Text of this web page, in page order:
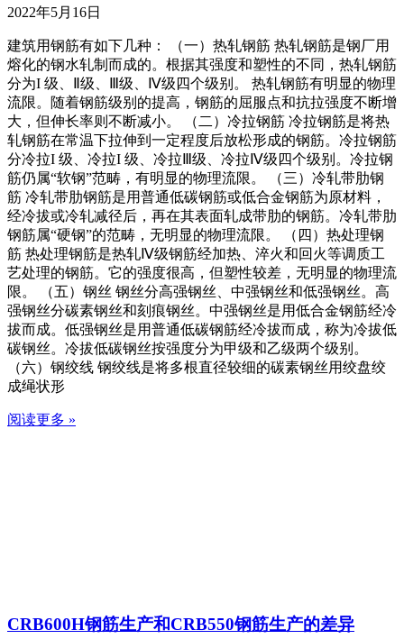
2022年5月16日
建筑用钢筋有如下几种： （一）热轧钢筋 热轧钢筋是钢厂用
熔化的钢水轧制而成的。根据其强度和塑性的不同，热轧钢筋
分为I 级、Ⅱ级、Ⅲ级、Ⅳ级四个级别。 热轧钢筋有明显的物理
流限。随着钢筋级别的提高，钢筋的屈服点和抗拉强度不断增
大，但伸长率则不断减小。 （二）冷拉钢筋 冷拉钢筋是将热
轧钢筋在常温下拉伸到一定程度后放松形成的钢筋。冷拉钢筋
分冷拉I 级、冷拉I 级、冷拉Ⅲ级、冷拉Ⅳ级四个级别。冷拉钢
筋仍属“软钢”范畴，有明显的物理流限。 （三）冷轧带肋钢
筋 冷轧带肋钢筋是用普通低碳钢筋或低合金钢筋为原材料，
经冷拔或冷轧减径后，再在其表面轧成带肋的钢筋。冷轧带肋
钢筋属“硬钢”的范畴，无明显的物理流限。 （四）热处理钢
筋 热处理钢筋是热轧Ⅳ级钢筋经加热、淬火和回火等调质工
艺处理的钢筋。它的强度很高，但塑性较差，无明显的物理流
限。 （五）钢丝 钢丝分高强钢丝、中强钢丝和低强钢丝。高
强钢丝分碳素钢丝和刻痕钢丝。中强钢丝是用低合金钢筋经冷
拔而成。低强钢丝是用普通低碳钢筋经冷拔而成，称为冷拔低
碳钢丝。冷拔低碳钢丝按强度分为甲级和乙级两个级别。
（六）钢绞线 钢绞线是将多根直径较细的碳素钢丝用绞盘绞
成绳状形
阅读更多 »
CRB600H钢筋生产和CRB550钢筋生产的差异